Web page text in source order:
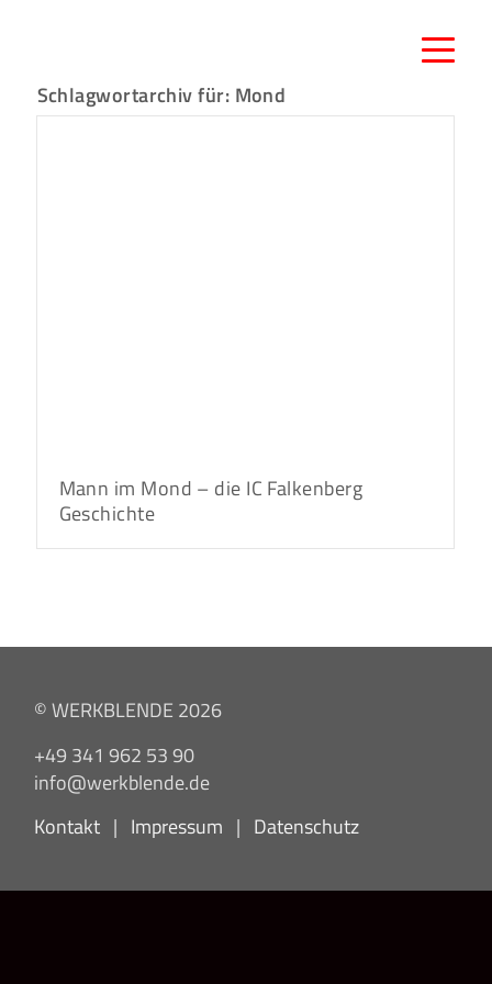
Schlagwortarchiv für: Mond
Mann im Mond – die IC Falkenberg
Geschichte
© WERKBLENDE 2026
+49 341 962 53 90
info@werkblende.de
Kontakt | Impressum | Datenschutz